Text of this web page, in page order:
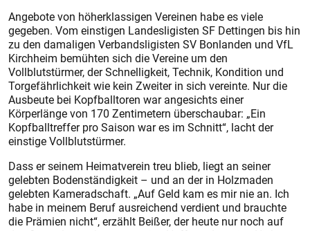
Angebote von höherklassigen Vereinen habe es viele
gegeben. Vom einstigen Landesligisten SF Dettingen bis hin
zu den damaligen Verbandsligisten SV Bonlanden und VfL
Kirchheim bemühten sich die Vereine um den
Vollblutstürmer, der Schnelligkeit, Technik, Kondition und
Torgefährlichkeit wie kein Zweiter in sich vereinte. Nur die
Ausbeute bei Kopfballtoren war angesichts einer
Körperlänge von 170 Zentimetern überschaubar: „Ein
Kopfballtreffer pro Saison war es im Schnitt“, lacht der
einstige Vollblutstürmer.
Dass er seinem Heimatverein treu blieb, liegt an seiner
gelebten Bodenständigkeit – und an der in Holzmaden
gelebten Kameradschaft. „Auf Geld kam es mir nie an. Ich
habe in meinem Beruf ausreichend verdient und brauchte
die Prämien nicht“, erzählt Beißer, der heute nur noch auf